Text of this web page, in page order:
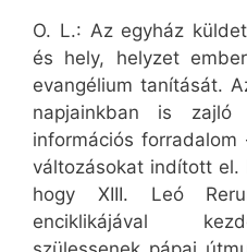
O. L.: Az egyház
és hely, helyzet
evangélium tanítását.
napjainkban is zajló
információs
változásokat indított el.
hogy XIII. Leó
enciklikájával